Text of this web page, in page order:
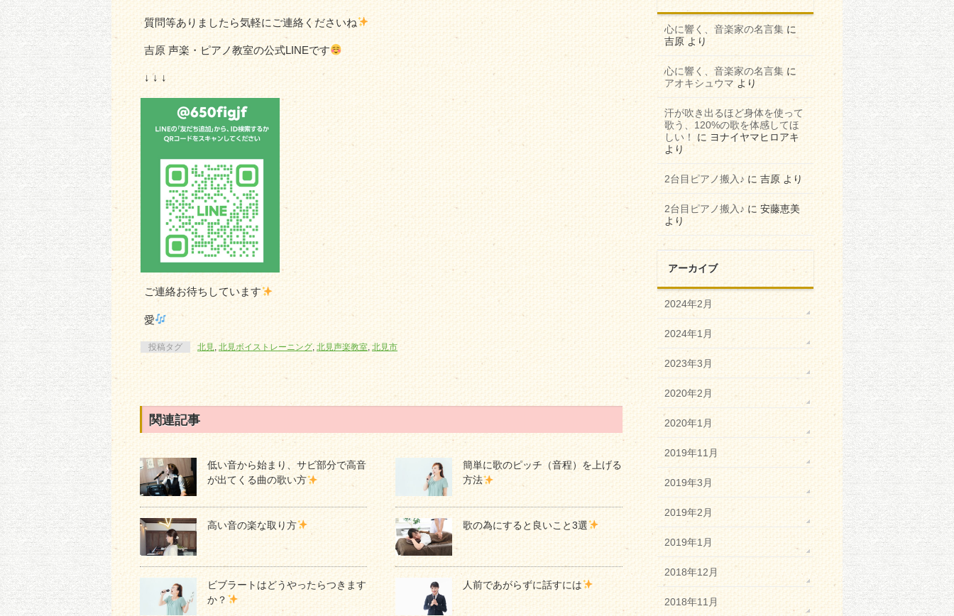
質問等ありましたら気軽にご連絡くださいね
吉原 声楽・ピアノ教室の公式LINEです
↓ ↓ ↓
ご連絡お待ちしています
愛
投稿タグ 北見, 北見ボイストレーニング,北見声楽教室,北見市
関連記事
低い音から始まり、サビ部分で高音
が出てくる曲の歌い方
簡単に歌のピッチ（音程）を上げる
方法
高い音の楽な取り方 歌の為にすると良いこと3選
ビブラートはどうやったらつきます
か？
人前であがらずに話すには
心に響く、音楽家の名言集 に
吉原 より
心に響く、音楽家の名言集 に
アオキシュウマより
汗が吹き出るほど身体を使って
歌う、120%の歌を体感してほ
しい！
に ヨナイヤマヒロアキ
より
2台目ピアノ搬入♪ に 吉原 より
2台目ピアノ搬入♪に 安藤恵美
より
アーカイブ
2024年2月
2024年1月
2023年3月
2020年2月
2020年1月
2019年11月
2019年3月
2019年2月
2019年1月
2018年12月
2018年11月